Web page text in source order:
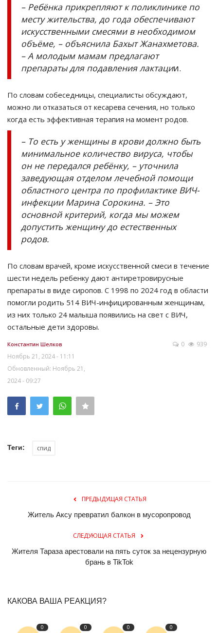
– Ребёнка прикрепляют к поликлинике по
месту жительства, до года обеспечивают
искусственными смесями в необходимом
объёме, – объяснила Бахыт Жанахметова.
– А молодым мамам предлагают
препараты для подавления лактации.
По словам собеседницы, специалисты обсуждают,
можно ли отказаться от кесарева сечения, но только
когда есть эффективная терапия на момент родов.
– То есть у женщины в крови должно быть
минимальное количество вируса, чтобы
он не передался ребёнку, – уточнила
заведующая отделом лечебной помощи
областного центра по профилактике ВИЧ-
инфекции Марина Сорокина. – Это
основной критерий, когда мы можем
допустить женщину до естественных
родов.
По словам врачей, кроме искусственной смеси в течение
шести недель ребенку дают антиретровирусные
препараты в виде сиропов. С 1998 по 2024 год в области
помогли родить 514 ВИЧ-инфицированным женщинам,
из них только 24 малыша появились на свет с ВИЧ,
остальные дети здоровы.
Константин Шелков
Ноябрь 21, 2024 - 11:11
Обновленный: Ноябрь 21,
2024 - 09:27
0 939
Теги: спид
ПРЕДЫДУЩАЯ СТАТЬЯ
Житель Аксу превратил балкон в мусоропровод
СЛЕДУЮЩАЯ СТАТЬЯ
Жителя Тараза арестовали на пять суток за нецензурную
брань в TikTok
КАКОВА ВАША РЕАКЦИЯ?
0 0 0 0